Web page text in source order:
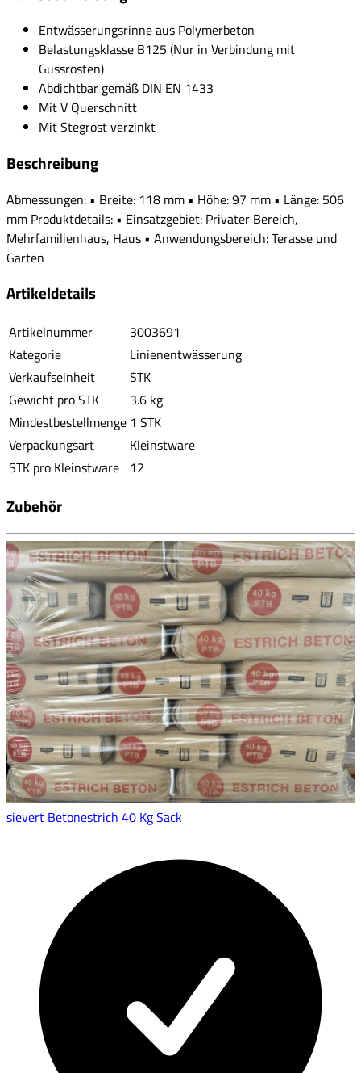
Entwässerungsrinne aus Polymerbeton
Belastungsklasse B125 (Nur in Verbindung mit
Gussrosten)
Abdichtbar gemäß DIN EN 1433
Mit V Querschnitt
Mit Stegrost verzinkt
Beschreibung
Abmessungen: • Breite: 118 mm • Höhe: 97 mm • Länge: 506
mm Produktdetails: • Einsatzgebiet: Privater Bereich,
Mehrfamilienhaus, Haus • Anwendungsbereich: Terasse und
Garten
Artikeldetails
Artikelnummer
3003691
Kategorie
Linienentwässerung
Verkaufseinheit
STK
Gewicht pro STK
3.6 kg
Mindestbestellmenge 1 STK
Verpackungsart
Kleinstware
STK pro Kleinstware
12
Zubehör
sievert Betonestrich 40 Kg Sack